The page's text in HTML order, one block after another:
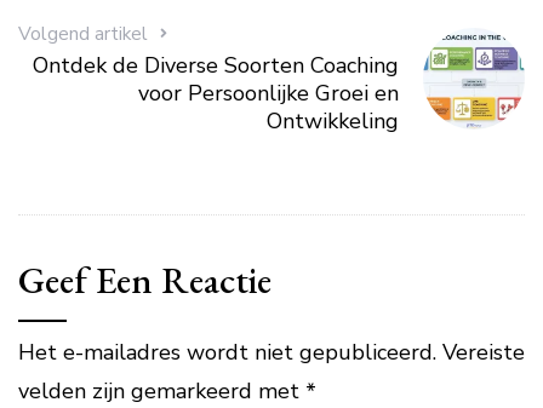
Volgend artikel
Ontdek de Diverse Soorten Coaching
voor Persoonlijke Groei en
Ontwikkeling
Geef Een Reactie
Het e-mailadres wordt niet gepubliceerd. Vereiste
velden zijn gemarkeerd met *